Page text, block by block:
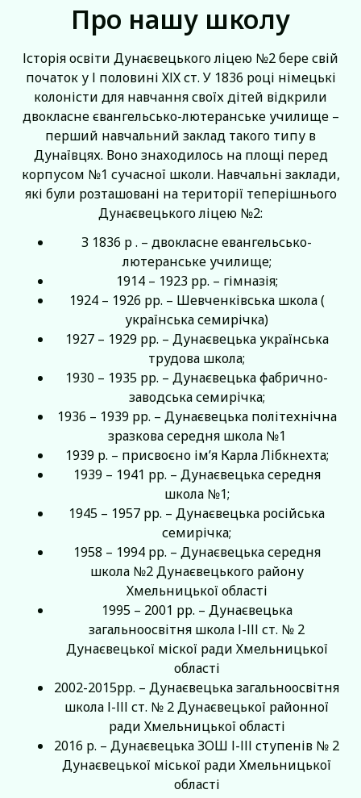
Про нашу школу
Історія освіти Дунаєвецького ліцею №2 бере свій
початок у І половині ХІХ ст. У 1836 році німецькі
колоністи для навчання своїх дітей відкрили
двокласне євангельсько-лютеранське училище –
перший навчальний заклад такого типу в
Дунаївцях. Воно знаходилось на площі перед
корпусом №1 сучасної школи. Навчальні заклади,
які були розташовані на території теперішнього
Дунаєвецького ліцею №2:
З 1836 р . – двокласне евангельсько-
лютеранське училище;
1914 – 1923 рр. – гімназія;
1924 – 1926 рр. – Шевченківська школа (
українська семирічка)
1927 – 1929 рр. – Дунаєвецька українська
трудова школа;
1930 – 1935 рр. – Дунаєвецька фабрично-
заводська семирічка;
1936 – 1939 рр. – Дунаєвецька політехнічна
зразкова середня школа №1
1939 р. – присвоєно ім’я Карла Лібкнехта;
1939 – 1941 рр. – Дунаєвецька середня
школа №1;
1945 – 1957 рр. – Дунаєвецька російська
семирічка;
1958 – 1994 рр. – Дунаєвецька середня
школа №2 Дунаєвецького району
Хмельницької області
1995 – 2001 рр. – Дунаєвецька
загальноосвітня школа І-ІІІ ст. № 2
Дунаєвецької міскої ради Хмельницької
області
2002-2015рр. – Дунаєвецька загальноосвітня
школа І-ІІІ ст. № 2 Дунаєвецької районної
ради Хмельницької області
2016 р. – Дунаєвецька ЗОШ І-ІІІ ступенів № 2
Дунаєвецької міської ради Хмельницької
області